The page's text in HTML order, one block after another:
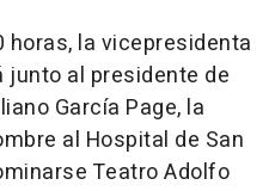
horas, la vicepresidenta
al presidente de
García Page, la
al Hospital de San
Teatro Adolfo